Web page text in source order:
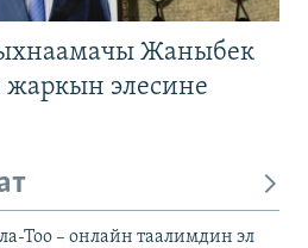
Жаныбек
элесине
Тоо – онлайн таалимдин эл